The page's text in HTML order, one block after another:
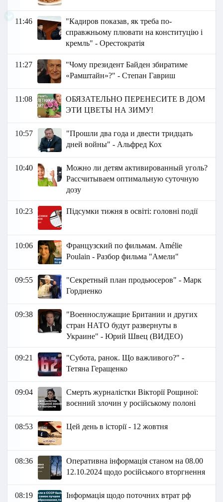
11:46
"Кадиров показав, як треба по-
справжньому плювати на конституцію і
кремль" - Орестократія
11:27
"Чому президент Байден збиратиме
«Рамштайн»?" - Степан Гавриш
11:08
ОБЯЗАТЕЛЬНО ПЕРЕНЕСИТЕ В ДОМ
ЭТИ ЦВЕТЫ НА ЗИМУ!
10:57
"Прошли два года и двести тридцать
дней войны" - Альфред Кох
10:40
Можно ли детям активированный уголь?
Рассчитываем оптимальную суточную
дозу
10:23 Підсумки тижня в освіті: головні події
10:06
Французский по фильмам. Amélie
Poulain - Разбор фильма "Амели"
09:55
"Секретный план продьюсеров" - Марк
Гордиенко
09:38
"Военнослужащие Британии и других
стран НАТО будут развернуты в
Украине" - Юрий Швец (ВИДЕО)
09:21
"Субота, ранок. Що важливого?" -
Тетяна Геращенко
09:04
Смерть журналістки Вікторії Рощиної:
воєнний злочин у російському полоні
08:53 Цей день в історії - 12 жовтня
08:36
Оперативна інформація станом на 08.00
12.10.2024 щодо російського вторгнення
08:19
Інформація щодо поточних втрат рф